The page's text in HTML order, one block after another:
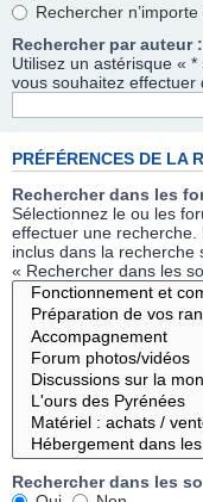
Rechercher
Rechercher par auteur :
Utilisez un astérisque «
vous souhaitez effectuer
PRÉFÉRENCES DE LA
Rechercher dans les
Sélectionnez le ou les
effectuer une
inclus dans la recherche
« Rechercher dans les
Rechercher dans les